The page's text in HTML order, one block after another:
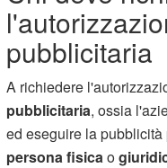
pubblicitaria
A richiedere
pubblicitaria, ossia
ed eseguire la
persona fisica o